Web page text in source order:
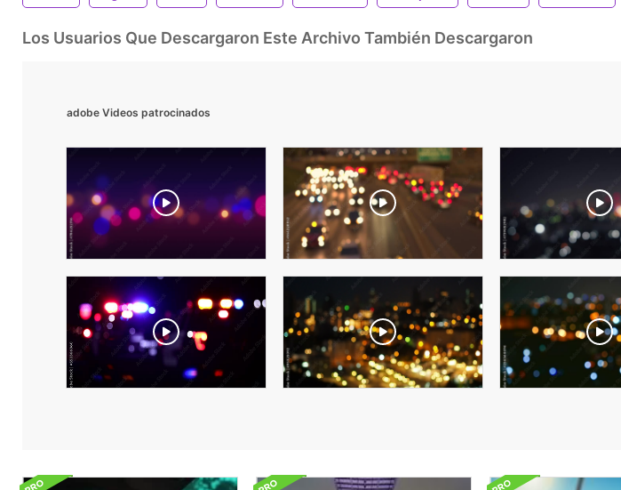
Los Usuarios Que Descargaron Este Archivo También Descargaron
adobe Videos patrocinados